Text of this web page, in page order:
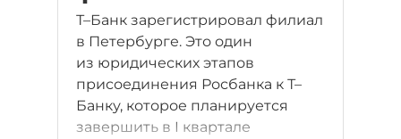
Т–Банк зарегистрировал филиал
в Петербурге. Это один
из юридических этапов
присоединения Росбанка к Т–
Банку, которое планируется
завершить в I квартале